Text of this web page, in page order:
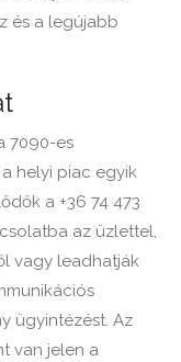
és a legújabb
7090-es
helyi piac egyik
a +36 74 473
az üzlettel,
vagy leadhatják
ügyintézést. Az
van jelen a